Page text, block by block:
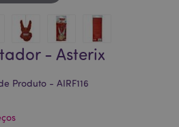
- Asterix
Produto - AIRF116